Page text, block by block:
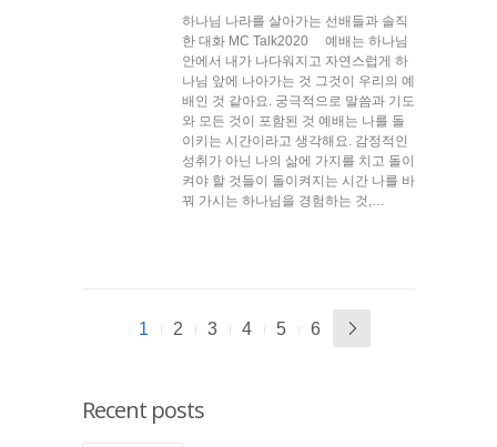
하나님 나라를 살아가는 선배들과 솔직
한 대화 MC Talk2020 예배는 하나님
안에서 내가 나다워지고 자연스럽게 하
나님 앞에 나아가는 것 그것이 우리의 예
배인 것 같아요. 궁극적으로 말씀과 기도
와 모든 것이 포함된 것 예배는 나를 돌
이키는 시간이라고 생각해요. 감정적인
성취가 아닌 나의 삶에 가지를 치고 돌이
켜야 할 것들이 돌이켜지는 시간 나를 바
꿔 가시는 하나님을 경험하는 것,…
1 2 3 4 5 6
Recent posts